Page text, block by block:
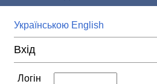
Українською English
Вхід
Логін